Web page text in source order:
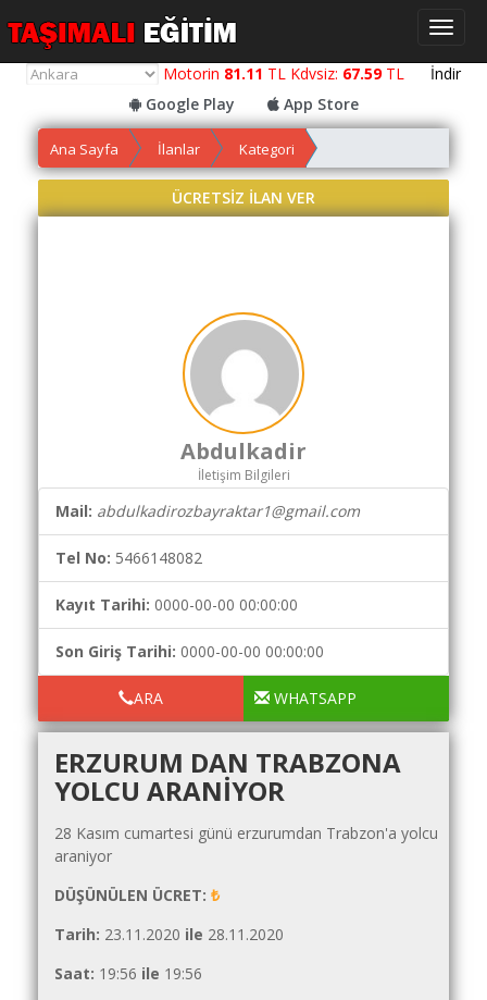
Motorin 81.11 TL Kdvsiz: 67.59TL İndir
Google Play
App Store
Yol
Hesaplama
Yol
Maliyet
Hesaplama
Şartname
Karşılaştırma
Robotu
Masaüstü
Programı
Değer
Akaryakıt
Fiyatları
İhale
Ana Sayfa İlanlar Kategori
ÜCRETSİZ İLAN VER
Abdulkadir
İletişim Bilgileri
Mail: abdulkadirozbayraktar1@gmail.com
Tel No: 5466148082
Kayıt Tarihi: 0000-00-00 00:00:00
Son Giriş Tarihi: 0000-00-00 00:00:00
ARA WHATSAPP
ERZURUM DAN TRABZONA
YOLCU ARANIYOR
28 Kasım cumartesi günü erzurumdan Trabzon'a yolcu
araniyor
DÜŞÜNÜLEN ÜCRET: ₺
Tarih: 23.11.2020 ile 28.11.2020
Saat: 19:56 ile 19:56